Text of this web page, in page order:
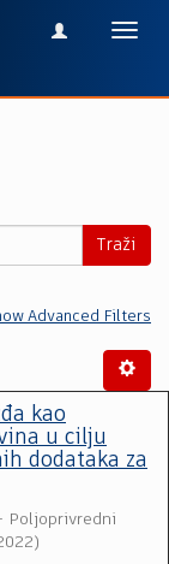
Traži
Advanced Filters
kao
u cilju
dodataka za
Poljoprivredni
)